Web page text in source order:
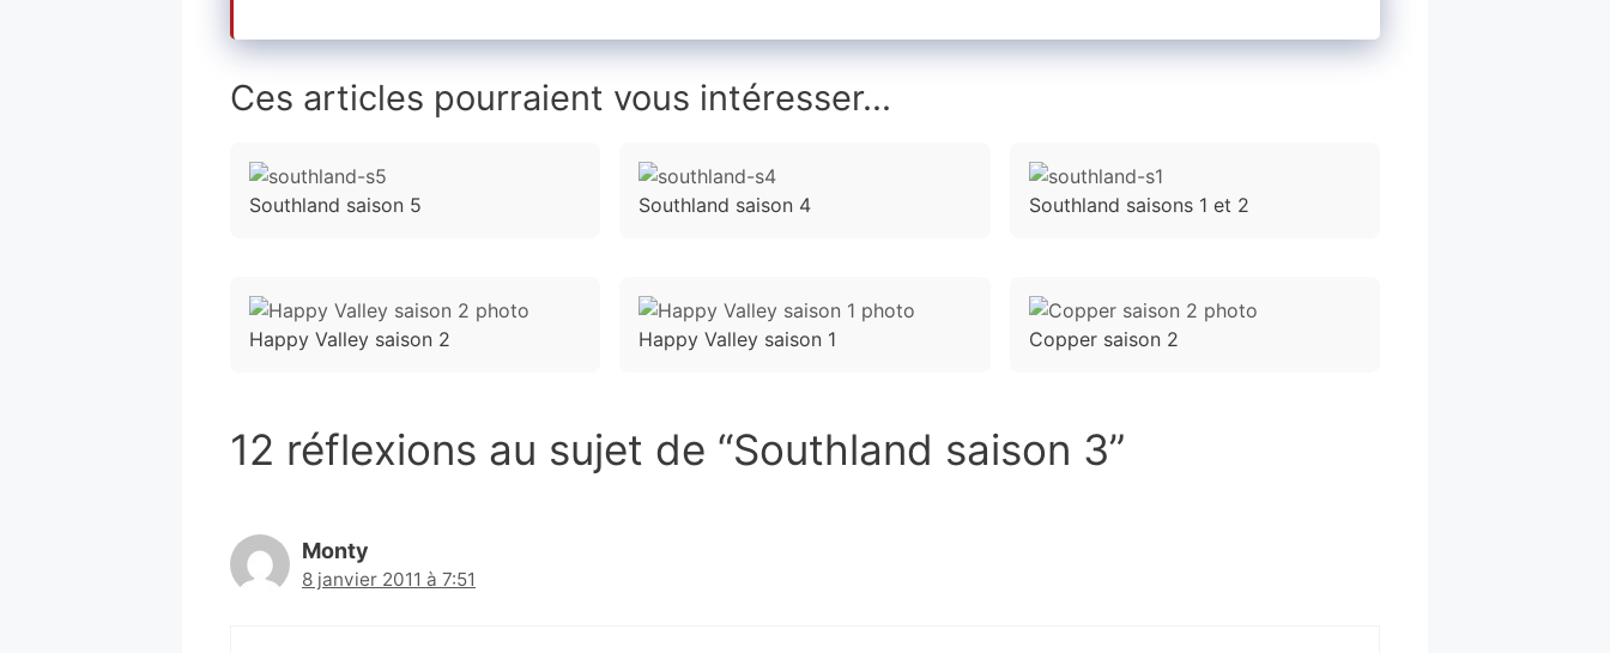
Ces articles pourraient vous intéresser...
Southland saison 5 Southland saison 4 Southland saisons 1 et 2
Happy Valley saison 2 Happy Valley saison 1 Copper saison 2
12 réflexions au sujet de “Southland saison 3”
Monty
8 janvier 2011 à 7:51